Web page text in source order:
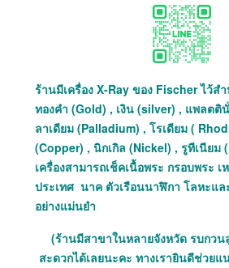
ร้านมีเครื่อง X-Ray ของ Fischer ไว้ส
ทองคำ (Gold) , เงิน (silver) , แพลตติ
ลาเดียม (Palladium) , โรเดียม (
(Copper) , นิกเกิล (Nickel) , รูทีเนียม
เครื่องสามารถเช็คเนื้อพระ กรอบพระ
ประเทศ นาค ตัวเรือนนาฬิกา โลหะแล
อย่างแม่นยำ
(ร้านมีสาขาในหลายจังหวัด รบกวน
สะดวกได้เลยนะคะ ทางเรายินดีช่วย